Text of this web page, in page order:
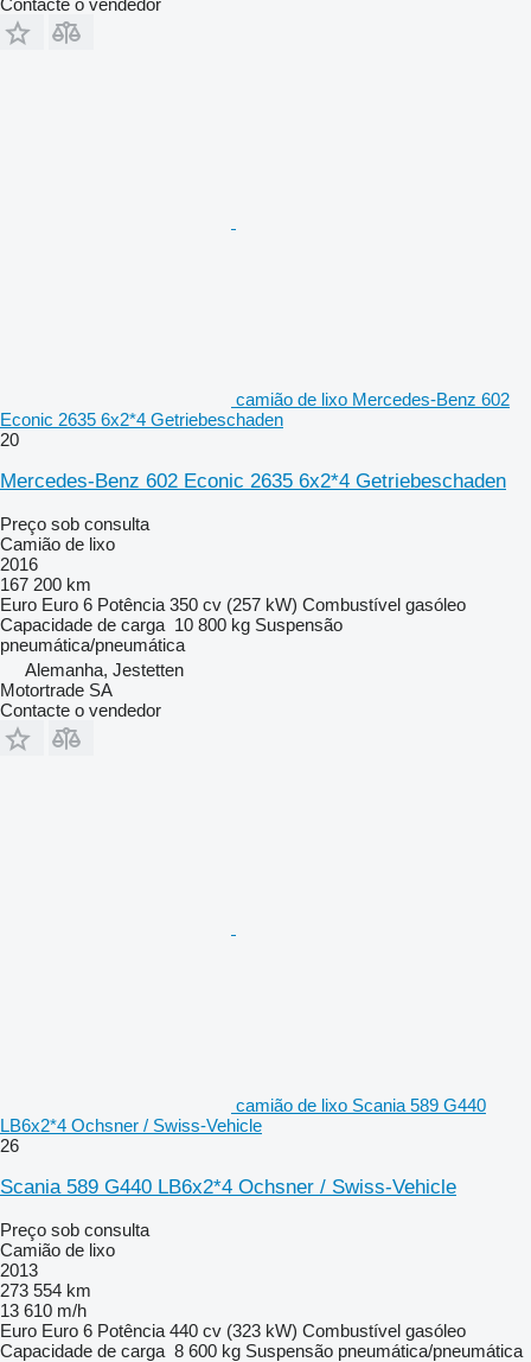
Contacte o vendedor
camião de lixo Mercedes-Benz 602
Econic 2635 6x2*4 Getriebeschaden
20
Mercedes-Benz 602 Econic 2635 6x2*4 Getriebeschaden
Preço sob consulta
Camião de lixo
2016
167 200 km
Euro Euro 6 Potência 350 cv (257 kW) Combustível gasóleo
Capacidade de carga 10 800 kg Suspensão
pneumática/pneumática
Alemanha, Jestetten
Motortrade SA
Contacte o vendedor
camião de lixo Scania 589 G440
LB6x2*4 Ochsner / Swiss-Vehicle
26
Scania 589 G440 LB6x2*4 Ochsner / Swiss-Vehicle
Preço sob consulta
Camião de lixo
2013
273 554 km
13 610 m/h
Euro Euro 6 Potência 440 cv (323 kW) Combustível gasóleo
Capacidade de carga 8 600 kg Suspensão pneumática/pneumática